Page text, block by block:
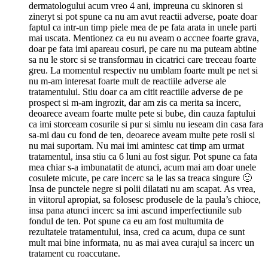
dermatologului acum vreo 4 ani, impreuna cu skinoren si
zineryt si pot spune ca nu am avut reactii adverse, poate doar
faptul ca intr-un timp piele mea de pe fata arata in unele parti
mai uscata. Mentionez ca eu nu aveam o accnee foarte grava,
doar pe fata imi apareau cosuri, pe care nu ma puteam abtine
sa nu le storc si se transformau in cicatrici care treceau foarte
greu. La momentul respectiv nu umblam foarte mult pe net si
nu m-am interesat foarte mult de reactiile adverse ale
tratamentului. Stiu doar ca am citit reactiile adverse de pe
prospect si m-am ingrozit, dar am zis ca merita sa incerc,
deoarece aveam foarte multe pete si bube, din cauza faptului
ca imi storceam cosurile si pur si simlu nu ieseam din casa fara
sa-mi dau cu fond de ten, deoarece aveam multe pete rosii si
nu mai suportam. Nu mai imi amintesc cat timp am urmat
tratamentul, insa stiu ca 6 luni au fost sigur. Pot spune ca fata
mea chiar s-a imbunatatit de atunci, acum mai am doar unele
cosulete micute, pe care incerc sa le las sa treaca singure 🙂
Insa de punctele negre si polii dilatati nu am scapat. As vrea,
in viitorul apropiat, sa folosesc produsele de la paula’s chioce,
insa pana atunci incerc sa imi ascund imperfectiunile sub
fondul de ten. Pot spune ca eu am fost multumita de
rezultatele tratamentului, insa, cred ca acum, dupa ce sunt
mult mai bine informata, nu as mai avea curajul sa incerc un
tratament cu roaccutane.